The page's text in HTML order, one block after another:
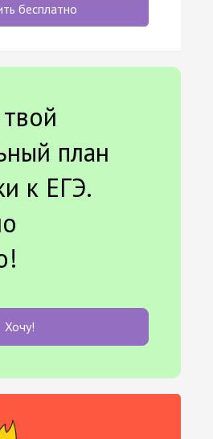
бесплатно
план
к ЕГЭ.
Хочу!